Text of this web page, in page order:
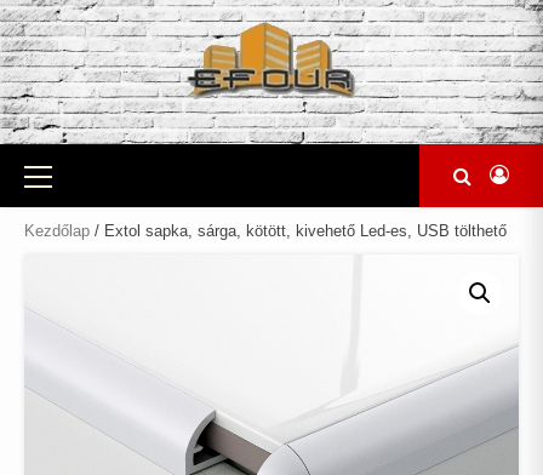
Skip
to
content
Primary
Menu
Kezdőlap / Extol sapka, sárga, kötött, kivehető Led-es, USB tölthető